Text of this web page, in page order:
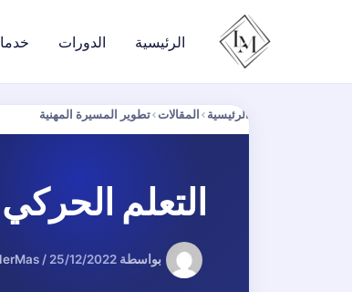
الرئيسية الدورات
الرئيسية›المقالات›تطوير المسيرة المهنية
التعلم الحركي
بواسطة / 25/12/2022